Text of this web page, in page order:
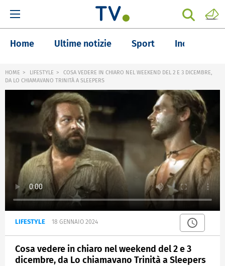
Home Ultime notizie Sport Inchieste
HOME LIFESTYLE
COSA VEDERE IN CHIARO NEL WEEKEND DEL 2 E 3 DICEMBRE,
DA LO CHIAMAVANO TRINITÀ A SLEEPERS
LIFESTYLE 18 GENNAIO 2024
Cosa vedere in chiaro nel weekend del 2 e 3
dicembre, da Lo chiamavano Trinità a Sleepers